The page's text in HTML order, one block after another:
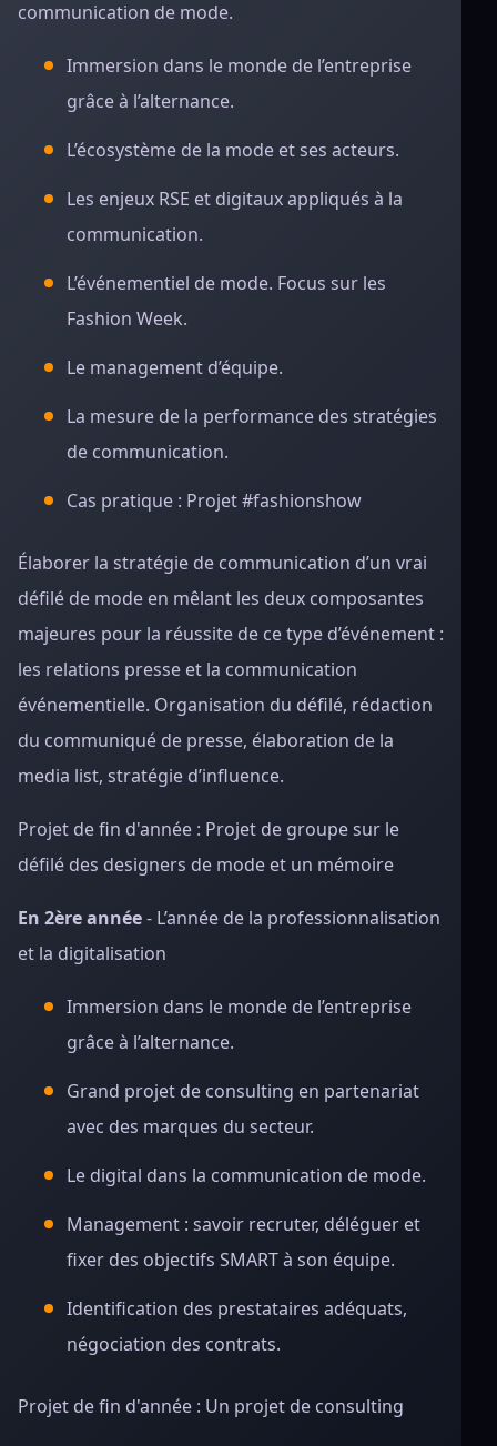
communication de mode.
Immersion dans le monde de l’entreprise
grâce à l’alternance.
L’écosystème de la mode et ses acteurs.
Les enjeux RSE et digitaux appliqués à la
communication.
L’événementiel de mode. Focus sur les
Fashion Week.
Le management d’équipe.
La mesure de la performance des stratégies
de communication.
Cas pratique : Projet #fashionshow
Élaborer la stratégie de communication d’un vrai
défilé de mode en mêlant les deux composantes
majeures pour la réussite de ce type d’événement :
les relations presse et la communication
événementielle. Organisation du défilé, rédaction
du communiqué de presse, élaboration de la
media list, stratégie d’influence.
Projet de fin d'année : Projet de groupe sur le
défilé des designers de mode et un mémoire
En 2ère année- L’année de la professionnalisation
et la digitalisation
Immersion dans le monde de l’entreprise
grâce à l’alternance.
Grand projet de consulting en partenariat
avec des marques du secteur.
Le digital dans la communication de mode.
Management : savoir recruter, déléguer et
fixer des objectifs SMART à son équipe.
Identification des prestataires adéquats,
négociation des contrats.
Projet de fin d'année : Un projet de consulting